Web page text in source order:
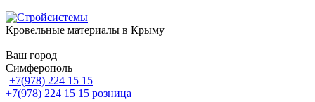
Кровельные материалы в Крыму
Ваш город
Симферополь
+7(978) 224 15 15
+7(978) 224 15 15 розница